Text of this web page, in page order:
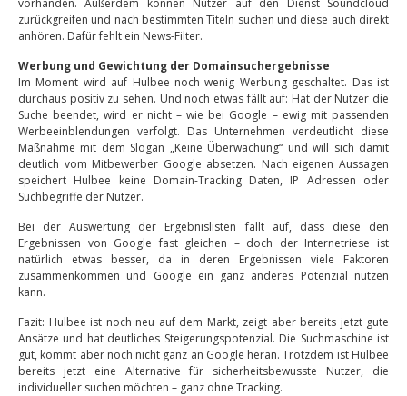
vorhanden. Außerdem können Nutzer auf den Dienst Soundcloud
zurückgreifen und nach bestimmten Titeln suchen und diese auch direkt
anhören. Dafür fehlt ein News-Filter.
Werbung und Gewichtung der Domainsuchergebnisse
Im Moment wird auf Hulbee noch wenig Werbung geschaltet. Das ist
durchaus positiv zu sehen. Und noch etwas fällt auf: Hat der Nutzer die
Suche beendet, wird er nicht – wie bei Google – ewig mit passenden
Werbeeinblendungen verfolgt. Das Unternehmen verdeutlicht diese
Maßnahme mit dem Slogan „Keine Überwachung“ und will sich damit
deutlich vom Mitbewerber Google absetzen. Nach eigenen Aussagen
speichert Hulbee keine Domain-Tracking Daten, IP Adressen oder
Suchbegriffe der Nutzer.
Bei der Auswertung der Ergebnislisten fällt auf, dass diese den
Ergebnissen von Google fast gleichen – doch der Internetriese ist
natürlich etwas besser, da in deren Ergebnissen viele Faktoren
zusammenkommen und Google ein ganz anderes Potenzial nutzen
kann.
Fazit: Hulbee ist noch neu auf dem Markt, zeigt aber bereits jetzt gute
Ansätze und hat deutliches Steigerungspotenzial. Die Suchmaschine ist
gut, kommt aber noch nicht ganz an Google heran. Trotzdem ist Hulbee
bereits jetzt eine Alternative für sicherheitsbewusste Nutzer, die
individueller suchen möchten – ganz ohne Tracking.